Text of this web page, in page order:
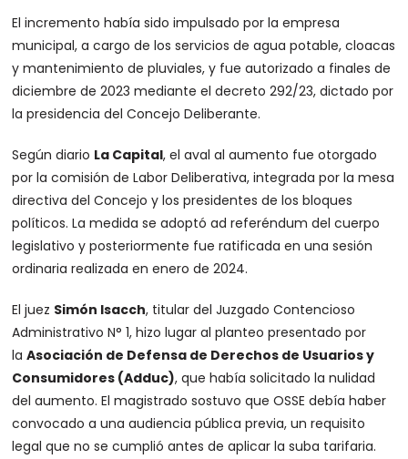
El incremento había sido impulsado por la empresa
municipal, a cargo de los servicios de agua potable, cloacas
y mantenimiento de pluviales, y fue autorizado a finales de
diciembre de 2023 mediante el decreto 292/23, dictado por
la presidencia del Concejo Deliberante.
Según diario La Capital, el aval al aumento fue otorgado
por la comisión de Labor Deliberativa, integrada por la mesa
directiva del Concejo y los presidentes de los bloques
políticos. La medida se adoptó ad referéndum del cuerpo
legislativo y posteriormente fue ratificada en una sesión
ordinaria realizada en enero de 2024.
El juez Simón Isacch, titular del Juzgado Contencioso
Administrativo N° 1, hizo lugar al planteo presentado por
laAsociación de Defensa de Derechos de Usuarios y
Consumidores (Adduc), que había solicitado la nulidad
del aumento. El magistrado sostuvo que OSSE debía haber
convocado a una audiencia pública previa, un requisito
legal que no se cumplió antes de aplicar la suba tarifaria.